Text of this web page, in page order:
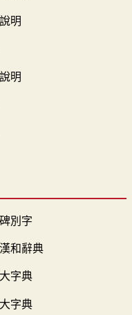
明
明
別字
和辭典
字典
字典